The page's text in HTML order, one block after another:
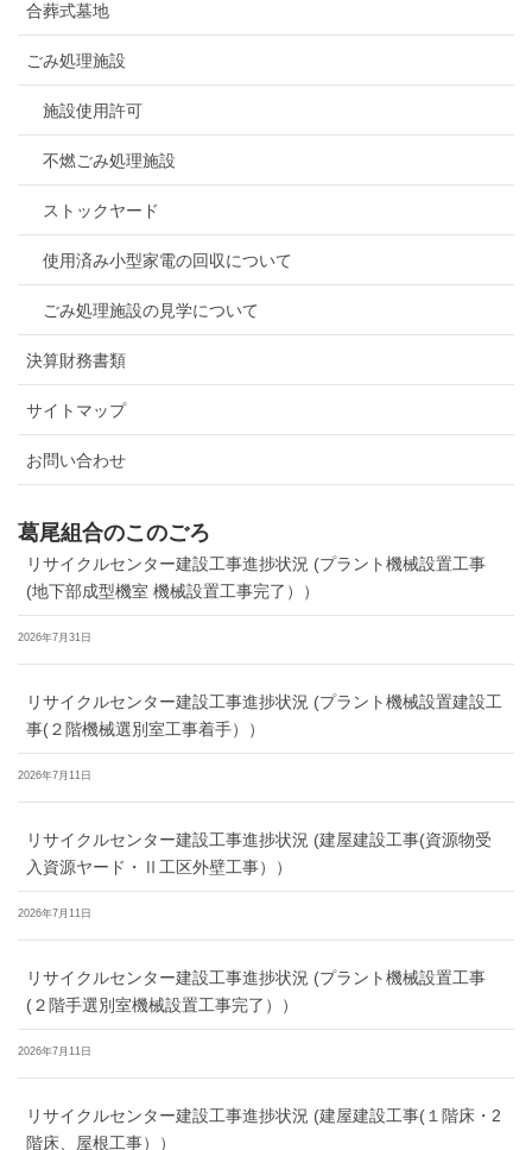
合葬式墓地
ごみ処理施設
施設使用許可
不燃ごみ処理施設
ストックヤード
使用済み小型家電の回収について
ごみ処理施設の見学について
決算財務書類
サイトマップ
お問い合わせ
葛尾組合のこのごろ
リサイクルセンター建設工事進捗状況 (プラント機械設置工事
(地下部成型機室 機械設置工事完了））
2026年7月31日
リサイクルセンター建設工事進捗状況 (プラント機械設置建設工
事(２階機械選別室工事着手））
2026年7月11日
リサイクルセンター建設工事進捗状況 (建屋建設工事(資源物受
入資源ヤード・Ⅱ工区外壁工事））
2026年7月11日
リサイクルセンター建設工事進捗状況 (プラント機械設置工事
(２階手選別室機械設置工事完了））
2026年7月11日
リサイクルセンター建設工事進捗状況 (建屋建設工事(１階床・2
階床、屋根工事））